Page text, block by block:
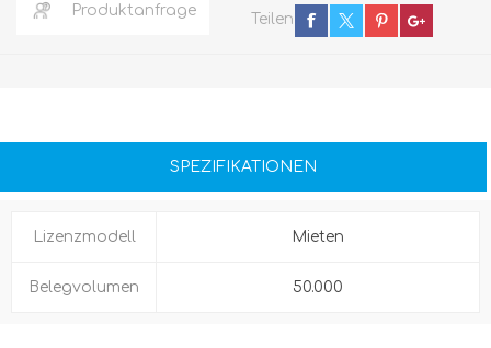
Produktanfrage
Teilen
SPEZIFIKATIONEN
Lizenzmodell Mieten
Belegvolumen 50.000